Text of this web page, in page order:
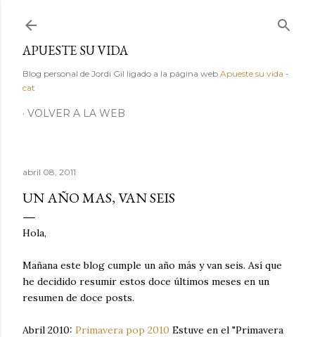
APUESTE SU VIDA
Blog personal de Jordi Gil ligado a la página web Apueste su vida -
cat
VOLVER A LA WEB
abril 08, 2011
UN AÑO MAS, VAN SEIS
Hola,
Mañana este blog cumple un año más y van seis. Así que
he decidido resumir estos doce últimos meses en un
resumen de doce posts.
Abril 2010: Primavera pop 2010 Estuve en el "Primavera